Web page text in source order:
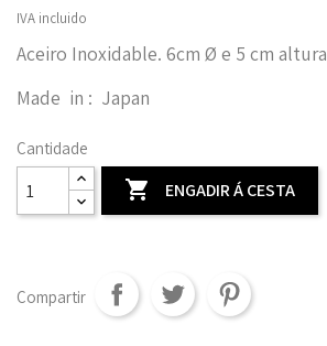
IVA incluido
Aceiro Inoxidable. 6cm Ø e 5 cm altura
Made in : Japan
Cantidade
 ENGADIR Á CESTA
Compartir